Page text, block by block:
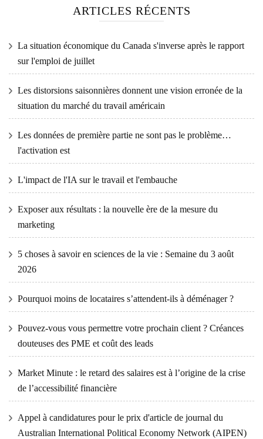
ARTICLES RÉCENTS
La situation économique du Canada s'inverse après le rapport
sur l'emploi de juillet
Les distorsions saisonnières donnent une vision erronée de la
situation du marché du travail américain
Les données de première partie ne sont pas le problème…
l'activation est
L'impact de l'IA sur le travail et l'embauche
Exposer aux résultats : la nouvelle ère de la mesure du
marketing
5 choses à savoir en sciences de la vie : Semaine du 3 août
2026
Pourquoi moins de locataires s’attendent-ils à déménager ?
Pouvez-vous vous permettre votre prochain client ? Créances
douteuses des PME et coût des leads
Market Minute : le retard des salaires est à l’origine de la crise
de l’accessibilité financière
Appel à candidatures pour le prix d'article de journal du
Australian International Political Economy Network (AIPEN)